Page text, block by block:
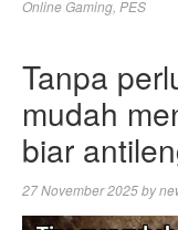
Online Gaming PES
Tanpa
mudah
biar
27 November 2025by